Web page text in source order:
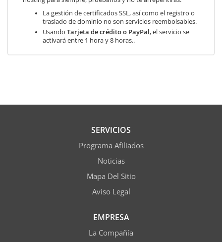
La gestión de certificados SSL, así como el registro o
traslado de dominio no son servicios reembolsables.
Usando Tarjeta de crédito o PayPal, el servicio se
activará entre 1 hora y 8 horas..
SERVICIOS
Programa Afiliados
Noticias
Mapa Del Sitio
Aviso Legal
EMPRESA
La Compañía